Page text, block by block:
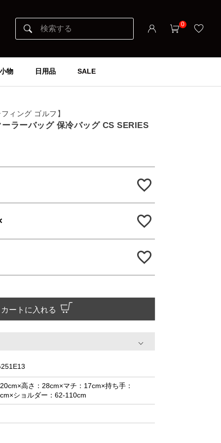
0
物 日用品 SALE
ィング ゴルフ】
ラーバッグ 保冷バッグ CS SERIES
カートに入れる
高さ：28cm×マチ：17cm×持ち手：
ショルダー：62-110cm